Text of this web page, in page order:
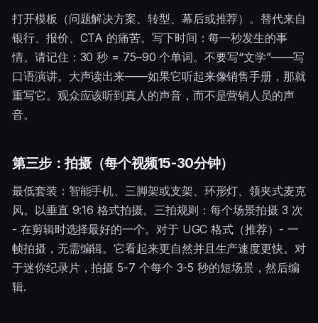
打开模板（问题解决方案、转型、幕后或推荐）。替代来自
银行、报价、CTA 的痛苦。写下时间：每一秒发生的事
情。请记住：30 秒 = 75–90 个单词。不要写“文学”——写
口语演讲。大声读出来——如果它听起来像销售手册，那就
重写它。观众应该听到真人的声音，而不是营销人员的声
音。
第三步：拍摄（每个视频15-30分钟）
最低套装：智能手机、三脚架或支架、环形灯、领夹式麦克
风。以垂直 9:16 格式拍摄。三拍规则：每个场景拍摄 3 次
- 在剪辑时选择最好的一个。对于 UGC 格式（推荐）- 一
帧拍摄，无需编辑。它看起来更自然并且生产速度更快。对
于迷你纪录片，拍摄 5-7 个每个 3-5 秒的短场景，然后编
辑.